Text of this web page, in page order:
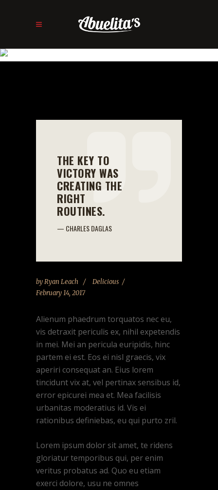
THE KEY TO
VICTORY WAS
CREATING THE
RIGHT
ROUTINES.
— CHARLES DAGLAS
byRyan Leach
Delicious
February 14, 2017
Alienum phaedrum torquatos nec eu,
vis detraxit periculis ex, nihil expetendis
in mei. Mei an pericula euripidis, hinc
partem ei est. Eos ei nisl graecis, vix
aperiri consequat an. Eius lorem
tincidunt vix at, vel pertinax sensibus id,
error epicurei mea et. Mea facilisis
urbanitas moderatius id. Vis ei
rationibus definiebas, eu qui purto zril.
Lorem ipsum dolor sit amet, te ridens
gloriatur temporibus qui, per enim
veritus probatus ad. Quo eu etiam
exerci dolore, usu ne omnes